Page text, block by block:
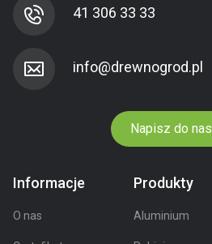
41 306 33 33
Napisz do nas
Informacje
O nas
Produkty
Aluminium